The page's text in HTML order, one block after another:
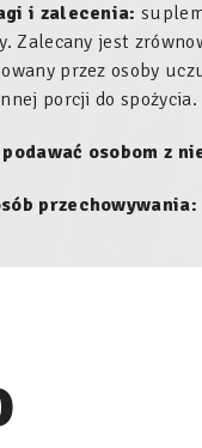
i zalecenia:
Zalecany jest
przez osoby
porcji do spożycia.
osobom z
przechowywania: